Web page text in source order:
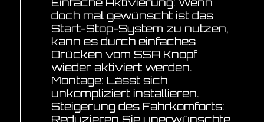
doch mal gewünscht ist das
Start-Stop-System zu nutzen,
kann es durch einfaches
Drücken vom SSA Knopf
wieder aktiviert werden.
Montage: Lässt sich
unkompliziert installieren.
Steigerung des Fahrkomforts:
Reduzieren Sie unerwünschte